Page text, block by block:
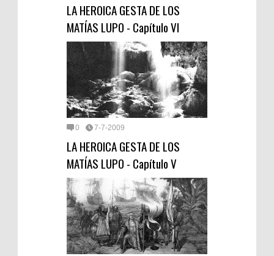
LA HEROICA GESTA DE LOS
MATÍAS LUPO - Capítulo VI
0 7-7-2009
LA HEROICA GESTA DE LOS
MATÍAS LUPO - Capítulo V